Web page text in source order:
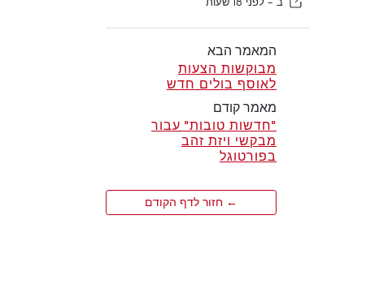
המאמר הבא
מבוקשות הצעות
לאוסף בולים חדש
מאמר קודם
"חדשות טובות" עבור
מבקשי ויזת זהב
בפורטוגל
← חזור לדף הקודם